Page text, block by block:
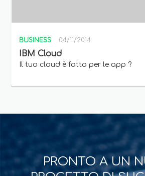
BUSINESS 04/11/2014
IBM Cloud
Il tuo cloud è fatto per le app ?
PRONTO A UN